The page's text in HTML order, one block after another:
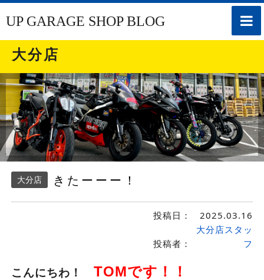
toggle
UP GARAGE SHOP BLOG
大分店
大分店 きたーーー！
投稿日： 2025.03.16
投稿者：
大分店スタッ
フ
こんにちわ！ TOMです！！